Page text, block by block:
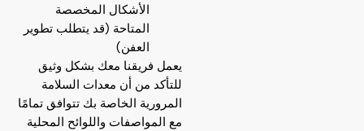
الأشكال المخصصة
المتاحة (قد يتطلب تطوير
العفن)
يعمل فريقنا معك بشكل وثيق
للتأكد من أن معدات السلامة
المرورية الخاصة بك تتوافق تمامًا
مع المواصفات واللوائح المحلية